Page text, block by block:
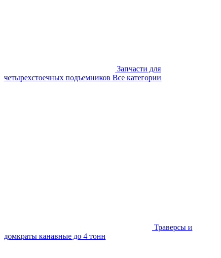
Запчасти для
четырехстоечных подъемников Все категории
Траверсы и
домкраты канавные до 4 тонн